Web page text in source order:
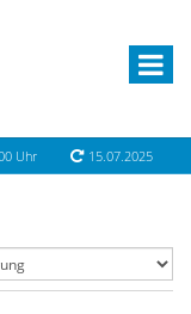
Uhr 15.07.2025